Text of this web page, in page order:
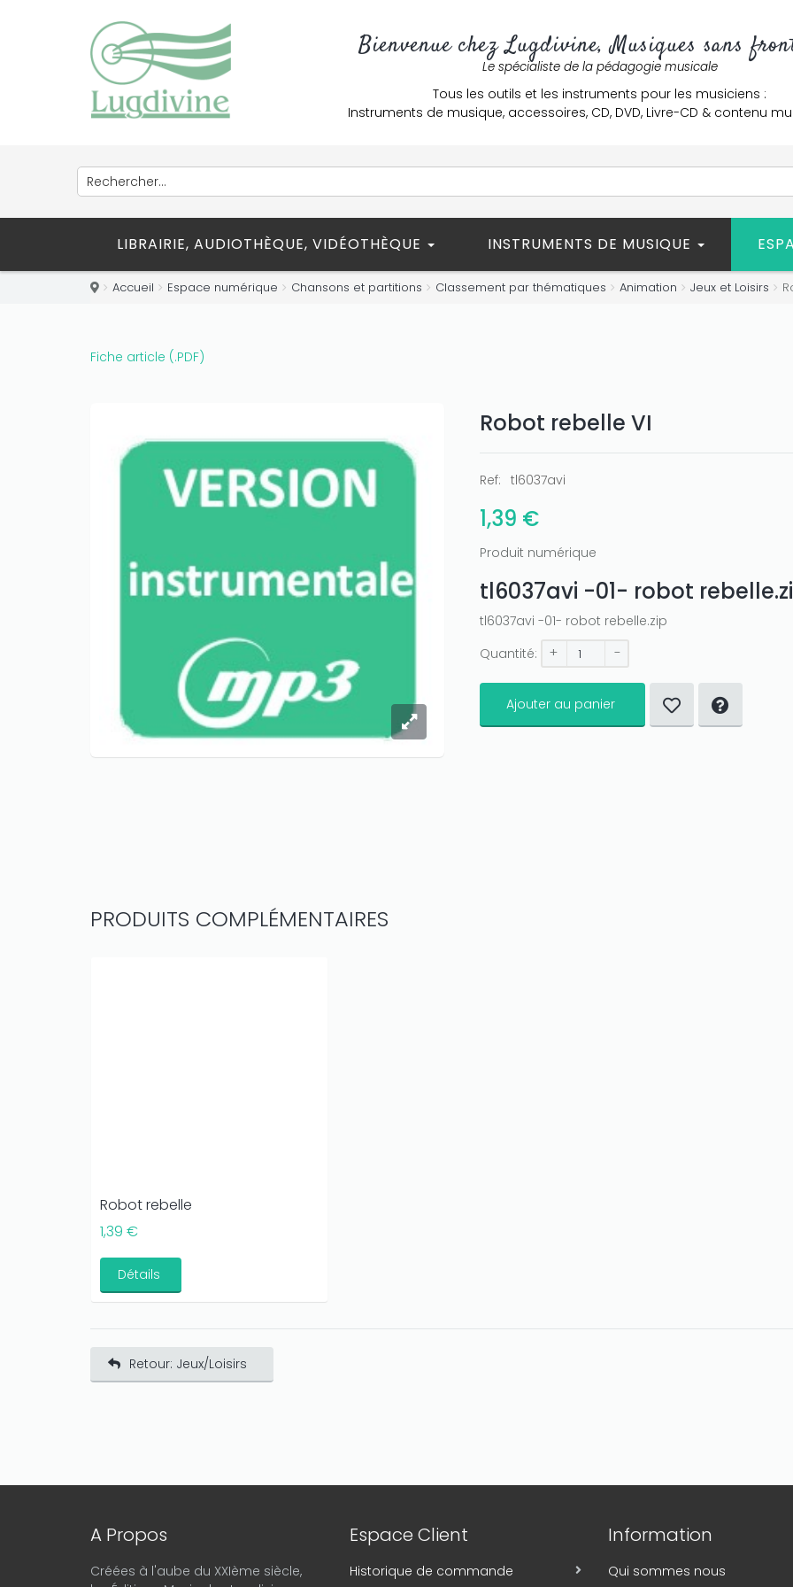
Bienvenue chez Lugdivine, Musiques sans
Le spécialiste de la pédagogie musicale
Tous les outils et les instruments pour les musiciens :
Instruments de musique, accessoires, CD, DVD, Livre-CD & contenu
LIBRAIRIE, AUDIOTHÈQUE, VIDÉOTHÈQUE INSTRUMENTS DE MUSIQUE
Accueil Espace numérique Chansons et partitions Classement par thématiques Animation Jeux et Loisirs
Fiche article (.PDF)
Robot rebelle VI
Ref: tl6037avi
1,39 €
Produit numérique
tl6037avi -01- robot
tl6037avi -01- robot rebelle.zip
Quantité:
+ -
Ajouter au panier
PRODUITS COMPLÉMENTAIRES
Robot rebelle
1,39 €
Détails
Retour: Jeux/Loisirs
A Propos
Créées à l'aube du XXIème siècle,
Only play at
want to win a huge amount on your
Espace Client
Historique de commande
Information
Qui sommes nous